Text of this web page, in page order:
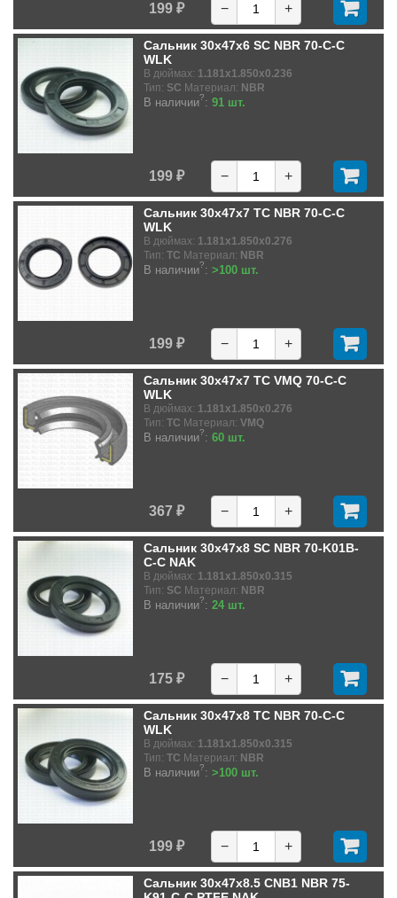
199 ₽ − +
Сальник 30x47x6 SC NBR 70-C-C
WLK
В дюймах: 1.181x1.850x0.236
Тип: SC Материал: NBR
В наличии?: 91 шт.
199 ₽ − +
Сальник 30x47x7 TC NBR 70-C-C
WLK
В дюймах: 1.181x1.850x0.276
Тип: TC Материал: NBR
В наличии?: >100 шт.
199 ₽ − +
Сальник 30x47x7 TC VMQ 70-C-C
WLK
В дюймах: 1.181x1.850x0.276
Тип: TC Материал: VMQ
В наличии?: 60 шт.
367 ₽ − +
Сальник 30x47x8 SC NBR 70-K01B-
C-C NAK
В дюймах: 1.181x1.850x0.315
Тип: SC Материал: NBR
В наличии?: 24 шт.
175 ₽ − +
Сальник 30x47x8 TC NBR 70-C-C
WLK
В дюймах: 1.181x1.850x0.315
Тип: TC Материал: NBR
В наличии?: >100 шт.
199 ₽ − +
Сальник 30x47x8.5 CNB1 NBR 75-